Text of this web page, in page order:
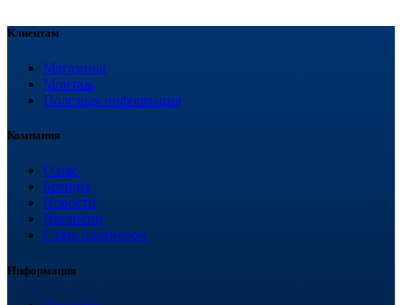
Клиентам
Магазины
Монтаж
Полезная информация
Компания
О нас
Бренды
Новости
Вакансии
Стать партнером
Информация